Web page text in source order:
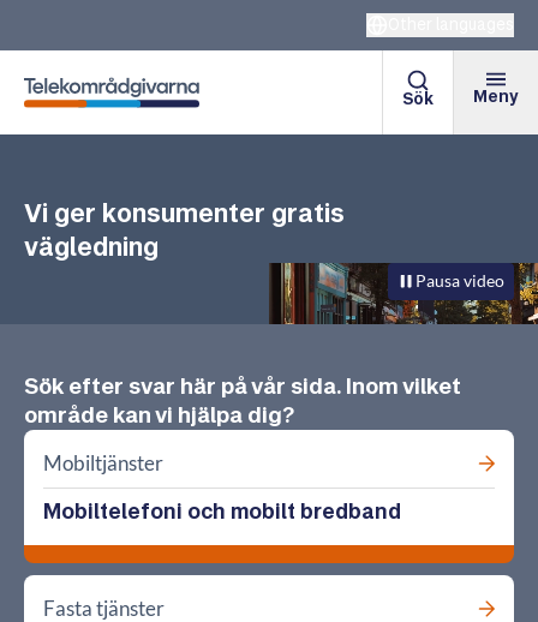
Telekområdgivarna
Sök Meny
Vi ger konsumenter gratis
vägledning
Pausa video
Sök efter svar här på vår sida. Inom vilket
område kan vi hjälpa dig?
Mobiltjänster
Mobiltelefoni och mobilt bredband
Fasta tjänster